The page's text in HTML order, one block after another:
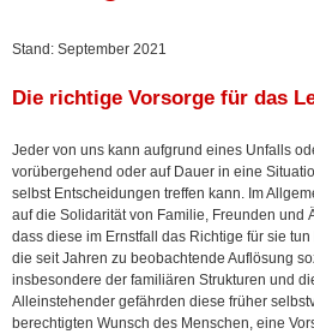
Stand: September 2021
Die richtige Vorsorge für das
Jeder von uns kann aufgrund eines Unfalls
vorübergehend oder auf Dauer in eine
selbst Entscheidungen treffen kann. Im
auf die Solidarität von Familie, Freunden und
dass diese im Ernstfall das Richtige für sie
die seit Jahren zu beobachtende Auflösung
insbesondere der familiären Strukturen und
Alleinstehender gefährden diese früher
berechtigten Wunsch des Menschen, eine